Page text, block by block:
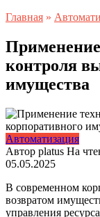
Главная »
контроля
имущества
Автоматизация
Автор platus На
05.05.2025
В современном
возвратом
управления